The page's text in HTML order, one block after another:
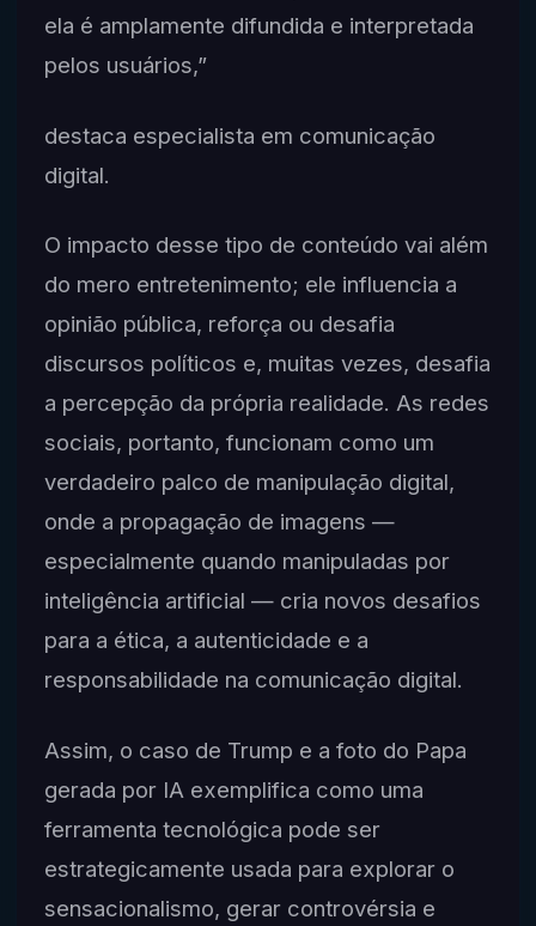
ela é amplamente difundida e interpretada
pelos usuários,”
destaca especialista em comunicação
digital.
O impacto desse tipo de conteúdo vai além
do mero entretenimento; ele influencia a
opinião pública, reforça ou desafia
discursos políticos e, muitas vezes, desafia
a percepção da própria realidade. As redes
sociais, portanto, funcionam como um
verdadeiro palco de manipulação digital,
onde a propagação de imagens —
especialmente quando manipuladas por
inteligência artificial — cria novos desafios
para a ética, a autenticidade e a
responsabilidade na comunicação digital.
Assim, o caso de Trump e a foto do Papa
gerada por IA exemplifica como uma
ferramenta tecnológica pode ser
estrategicamente usada para explorar o
sensacionalismo, gerar controvérsia e